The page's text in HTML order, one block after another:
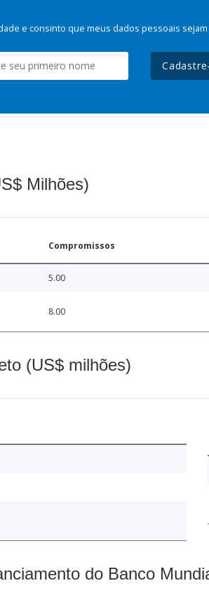
e consinto que meus dados pessoais
Milhões)
Compromissos
5.00
8.00
(US$ milhões)
do Banco